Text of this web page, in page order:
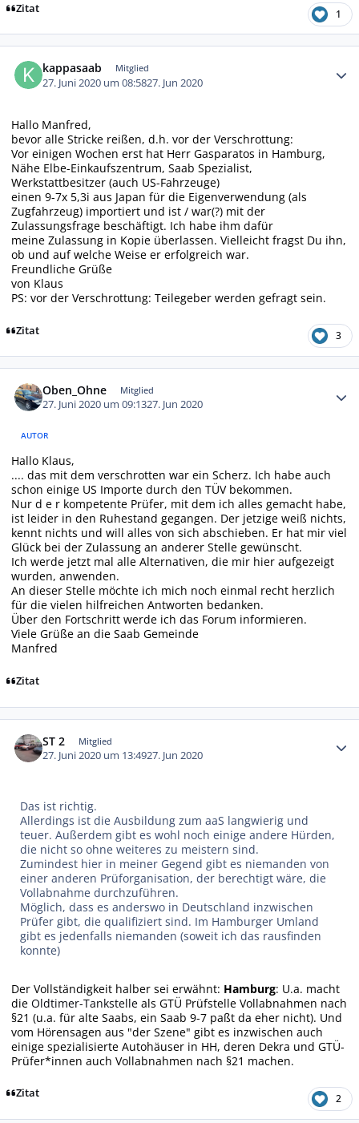
Zitat 1
kappasaab Mitglied
27. Juni 2020 um 08:5827. Jun 2020
Hallo Manfred,
bevor alle Stricke reißen, d.h. vor der Verschrottung:
Vor einigen Wochen erst hat Herr Gasparatos in Hamburg,
Nähe Elbe-Einkaufszentrum, Saab Spezialist,
Werkstattbesitzer (auch US-Fahrzeuge)
einen 9-7x 5,3i aus Japan für die Eigenverwendung (als
Zugfahrzeug) importiert und ist / war(?) mit der
Zulassungsfrage beschäftigt. Ich habe ihm dafür
meine Zulassung in Kopie überlassen. Vielleicht fragst Du ihn,
ob und auf welche Weise er erfolgreich war.
Freundliche Grüße
von Klaus
PS: vor der Verschrottung: Teilegeber werden gefragt sein.
Zitat 3
Oben_Ohne Mitglied
27. Juni 2020 um 09:1327. Jun 2020
AUTOR
Hallo Klaus,
.... das mit dem verschrotten war ein Scherz. Ich habe auch
schon einige US Importe durch den TÜV bekommen.
Nur d e r kompetente Prüfer, mit dem ich alles gemacht habe,
ist leider in den Ruhestand gegangen. Der jetzige weiß nichts,
kennt nichts und will alles von sich abschieben. Er hat mir viel
Glück bei der Zulassung an anderer Stelle gewünscht.
Ich werde jetzt mal alle Alternativen, die mir hier aufgezeigt
wurden, anwenden.
An dieser Stelle möchte ich mich noch einmal recht herzlich
für die vielen hilfreichen Antworten bedanken.
Über den Fortschritt werde ich das Forum informieren.
Viele Grüße an die Saab Gemeinde
Manfred
Zitat
ST 2 Mitglied
27. Juni 2020 um 13:4927. Jun 2020
Das ist richtig.
Allerdings ist die Ausbildung zum aaS langwierig und
teuer. Außerdem gibt es wohl noch einige andere Hürden,
die nicht so ohne weiteres zu meistern sind.
Zumindest hier in meiner Gegend gibt es niemanden von
einer anderen Prüforganisation, der berechtigt wäre, die
Vollabnahme durchzuführen.
Möglich, dass es anderswo in Deutschland inzwischen
Prüfer gibt, die qualifiziert sind. Im Hamburger Umland
gibt es jedenfalls niemanden (soweit ich das rausfinden
konnte)
Der Vollständigkeit halber sei erwähnt: Hamburg: U.a. macht
die Oldtimer-Tankstelle als GTÜ Prüfstelle Vollabnahmen nach
§21 (u.a. für alte Saabs, ein Saab 9-7 paßt da eher nicht). Und
vom Hörensagen aus "der Szene" gibt es inzwischen auch
einige spezialisierte Autohäuser in HH, deren Dekra und GTÜ-
Prüfer*innen auch Vollabnahmen nach §21 machen.
Zitat 2